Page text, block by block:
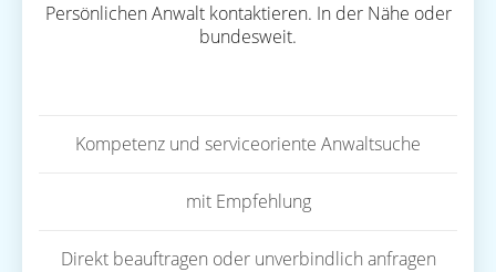
Persönlichen Anwalt kontaktieren. In der Nähe oder
bundesweit.
Kompetenz und serviceoriente Anwaltsuche
mit Empfehlung
Direkt beauftragen oder unverbindlich anfragen